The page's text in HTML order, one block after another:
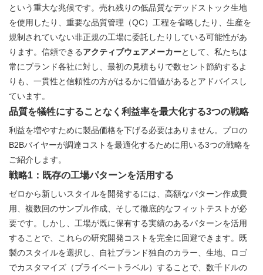
という重大な兆候です。売れ残りの低品質なデッドストック生地
を使用したり、重要な品質管理（QC）工程を省略したり、生産を
規制されていない非正規の工場に委託したりしている可能性があ
ります。信頼できるアクティブウェアメーカーとして、私たちは
常にブランド各社に対し、最初の見積もりで数セント節約するよ
りも、一貫性と信頼性の方がはるかに価値があるとアドバイスし
ています。
品質を犠牲にすることなく利益率を最大化する3つの戦略
利益を増やすために製品価格を下げる必要はありません。プロの
B2Bバイヤーが調達コストを最適化するために用いる3つの戦略を
ご紹介します。
戦略1：既存の工場パターンを活用する
ゼロから新しいスタイルを開発するには、高額なパターン作成費
用、複数回のサンプル作成、そして徹底的なフィットテストが必
要です。しかし、工場が既に保有する実績のあるパターンを活用
することで、これらの研究開発コストを完全に回避できます。既
製のスタイルを選択し、自社ブランド独自のカラー、生地、ロゴ
でカスタマイズ（プライベートラベル）することで、数千ドルの